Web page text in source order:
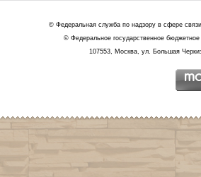
© Федеральная служба по надзору в сфере
© Федеральное государственное
107553, Москва, ул. Большая